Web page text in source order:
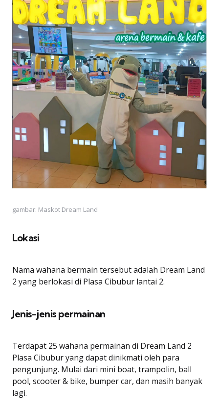
gambar: Maskot Dream Land
Lokasi
Nama wahana bermain tersebut adalah Dream Land
2 yang berlokasi di Plasa Cibubur lantai 2.
Jenis-jenis permainan
Terdapat 25 wahana permainan di Dream Land 2
Plasa Cibubur yang dapat dinikmati oleh para
pengunjung. Mulai dari mini boat, trampolin, ball
pool, scooter & bike, bumper car, dan masih banyak
lagi.